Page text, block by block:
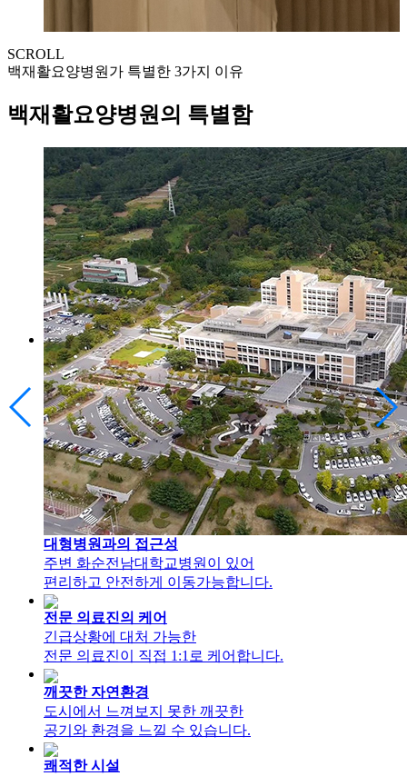
SCROLL
백재활요양병원가 특별한 3가지 이유
백재활요양병원의 특별함
대형병원과의 접근성
주변 화순전남대학교병원이 있어
편리하고 안전하게 이동가능합니다.
전문 의료진의 케어
긴급상황에 대처 가능한
전문 의료진이 직접 1:1로 케어합니다.
깨끗한 자연환경
도시에서 느껴보지 못한 깨끗한
공기와 환경을 느낄 수 있습니다.
쾌적한 시설